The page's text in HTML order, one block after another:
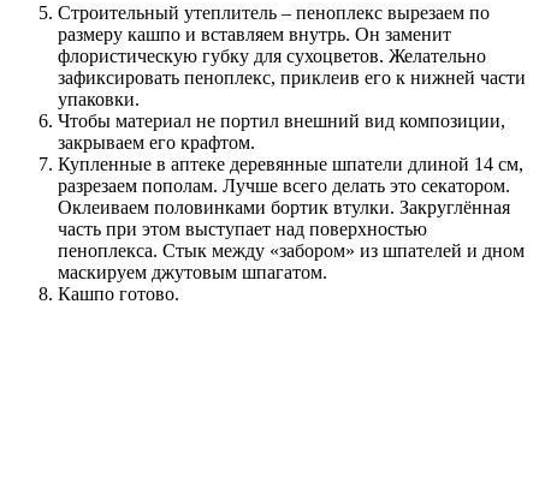
Строительный утеплитель – пеноплекс вырезаем по
размеру кашпо и вставляем внутрь. Он заменит
флористическую губку для сухоцветов. Желательно
зафиксировать пеноплекс, приклеив его к нижней части
упаковки.
Чтобы материал не портил внешний вид композиции,
закрываем его крафтом.
Купленные в аптеке деревянные шпатели длиной 14 см,
разрезаем пополам. Лучше всего делать это секатором.
Оклеиваем половинками бортик втулки. Закруглённая
часть при этом выступает над поверхностью
пеноплекса. Стык между «забором» из шпателей и дном
маскируем джутовым шпагатом.
Кашпо готово.